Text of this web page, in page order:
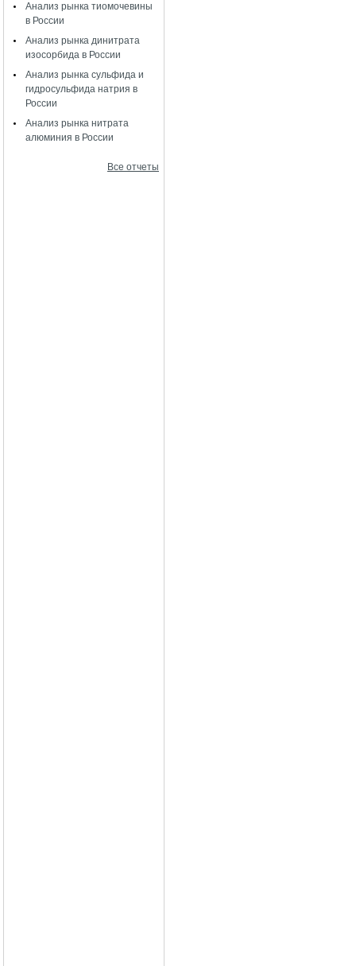
Анализ рынка тиомочевины
в России
Анализ рынка динитрата
изосорбида в России
Анализ рынка сульфида и
гидросульфида натрия в
России
Анализ рынка нитрата
алюминия в России
Все отчеты